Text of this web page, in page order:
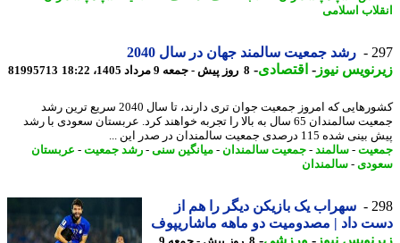
اسلامی
رشد جمعیت سالمند جهان در سال 2040
نیوز-اقتصادی-8 روز پیش - جمعه 9 مرداد 1405، 18:22 81995713
کشورهایی که امروز جمعیت جوان تری دارند، تا سال 2040 سریع ترین رشد
جمعیت سالمندان 65 سال به بالا را تجربه خواهند کرد. عربستان سعودی با رشد
115 درصدی جمعیت سالمندان در صدر این ...
-سالمند-جمعیت سالمندان- میانگین سنی-رشد جمعیت-عربستان
-سالمندان
سهراب یک بازیکن دیگر را هم از
داد | مصدومیت دو ماهه ماشاریپوف
نیوز-ورزشی-